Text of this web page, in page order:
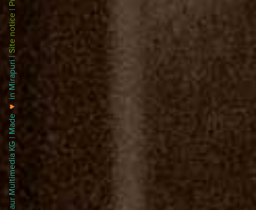
♥
in Mirapuri |
Site notice
|